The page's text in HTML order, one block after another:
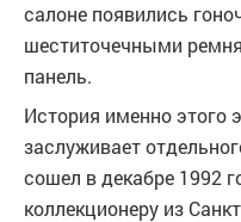
салоне появились
шеститочечными
панель.
История именно этого
заслуживает
сошел в декабре 1992
коллекционеру из